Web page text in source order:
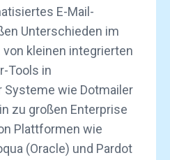
E-Mail-
Unterschieden im
kleinen integrierten
Tools in
wie Dotmailer
zu großen Enterprise
Plattformen wie
(Oracle) und Pardot